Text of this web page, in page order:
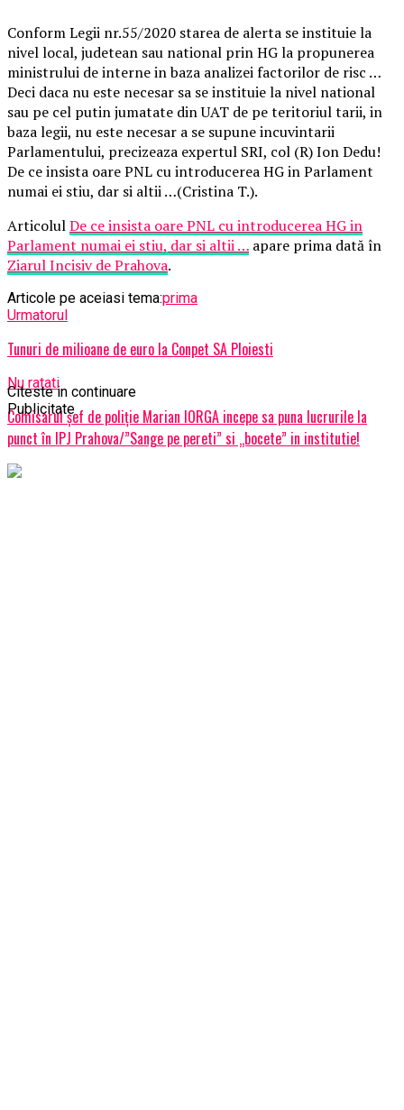
Conform Legii nr.55/2020 starea de alerta se instituie la
nivel local, judetean sau national prin HG la propunerea
ministrului de interne in baza analizei factorilor de risc …
Deci daca nu este necesar sa se instituie la nivel national
sau pe cel putin jumatate din UAT de pe teritoriul tarii, in
baza legii, nu este necesar a se supune incuvintarii
Parlamentului, precizeaza expertul SRI, col (R) Ion Dedu!
De ce insista oare PNL cu introducerea HG in Parlament
numai ei stiu, dar si altii …(Cristina T.).
ArticolulDe ce insista oare PNL cu introducerea HG in
Parlament numai ei stiu, dar si altii … apare prima dată în
Ziarul Incisiv de Prahova.
Articole pe aceiasi tema:prima
Urmatorul
Tunuri de milioane de euro la Conpet SA Ploiesti
Nu ratati
Comisarul şef de poliţie Marian IORGA incepe sa puna lucrurile la
punct în IPJ Prahova/”Sange pe pereti” si „bocete” in institutie!
Citeste in continuare
Publicitate